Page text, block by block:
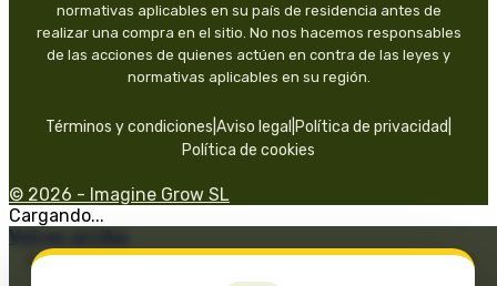
normativas aplicables en su país de residencia antes de
realizar una compra en el sitio. No nos hacemos responsables
de las acciones de quienes actúen en contra de las leyes y
normativas aplicables en su región.
Términos y condiciones Aviso legal Política de privacidad
Política de cookies
© 2026 - Imagine Grow SL
Cargando...
Programa Kit Digital financiado por los fondos Next Generation del